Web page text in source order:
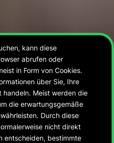
kann diese
abrufen oder
in Form von Cookies.
über Sie, Ihre
handeln. Meist werden die
die erwartungsgemäße
Durch diese
nicht direkt
entscheiden, bestimmte